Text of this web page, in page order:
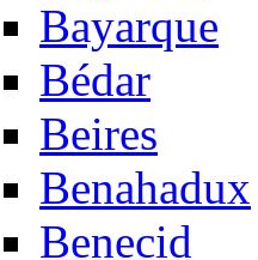
Bayarque
Bédar
Beires
Benahadux
Benecid